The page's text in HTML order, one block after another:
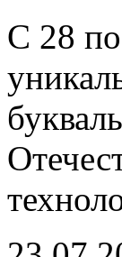
С 28